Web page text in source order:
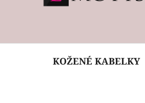
KOŽENÉ KABELKY